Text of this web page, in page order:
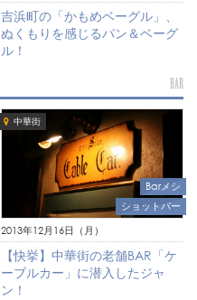
吉浜町の「かもめベーグル」、
ぬくもりを感じるパン＆ベーグ
ル！
BAR
中華街
Barメシ
ショットバー
2013年12月16日（月）
【快挙】中華街の老舗BAR「ケ
ーブルカー」に潜入したジャ
ン！